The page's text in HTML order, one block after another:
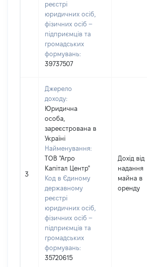
реєстрі
юридичних осіб,
фізичних осіб –
підприємців та
громадських
формувань:
39737507
3
Джерело
доходу:
Юридична
особа,
зареєстрована в
Україні
Найменування:
ТОВ "Агро
Капітал Центр"
Код в Єдиному
державному
реєстрі
юридичних осіб,
фізичних осіб –
підприємців та
громадських
формувань:
35720615
Дохід від
надання
майна в
оренду